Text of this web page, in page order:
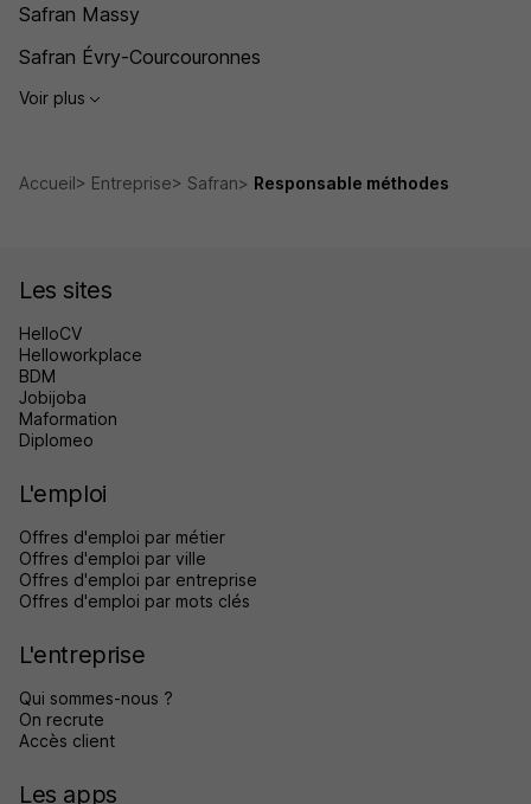
Safran Massy
Safran Évry-Courcouronnes
Voir plus
Accueil Entreprise Safran Responsable méthodes
Les sites
HelloCV
Helloworkplace
BDM
Jobijoba
Maformation
Diplomeo
L'emploi
Offres d'emploi par métier
Offres d'emploi par ville
Offres d'emploi par entreprise
Offres d'emploi par mots clés
L'entreprise
Qui sommes-nous ?
On recrute
Accès client
Les apps